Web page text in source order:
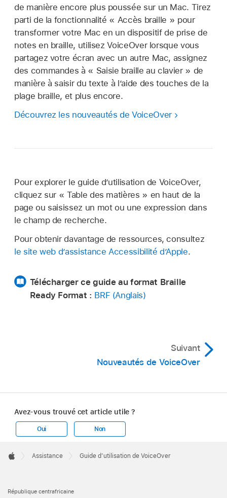
de manière encore plus poussée sur un Mac. Tirez
parti de la fonctionnalité « Accès braille » pour
transformer votre Mac en un dispositif de prise de
notes en braille, utilisez VoiceOver lorsque vous
partagez votre écran avec un autre Mac, assignez
des commandes à « Saisie braille au clavier » de
manière à saisir du texte à l’aide des touches de la
plage braille, et plus encore.
Découvrez les nouveautés de VoiceOver
Pour explorer le guide dʼutilisation de VoiceOver,
cliquez sur « Table des matières » en haut de la
page ou saisissez un mot ou une expression dans
le champ de recherche.
Pour obtenir davantage de ressources, consultez
le site web d’assistance Accessibilité d’Apple.
Télécharger ce guide au format Braille
Ready Format : BRF (Anglais)
Suivant
Nouveautés de VoiceOver
Avez-vous trouvé cet article utile ?
Oui Non
Footer

Assistance Guide dʼutilisation de VoiceOver
République centrafricaine